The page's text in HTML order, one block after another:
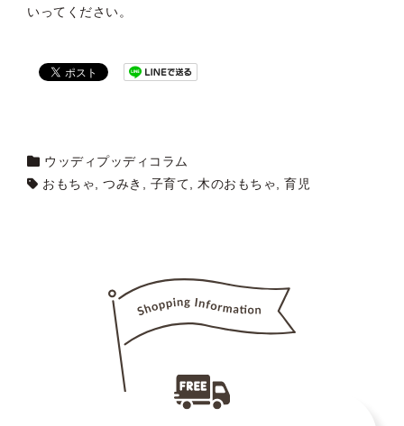
いってください。
ウッディプッディコラム
おもちゃ
つみき 子育て 木のおもちゃ 育児